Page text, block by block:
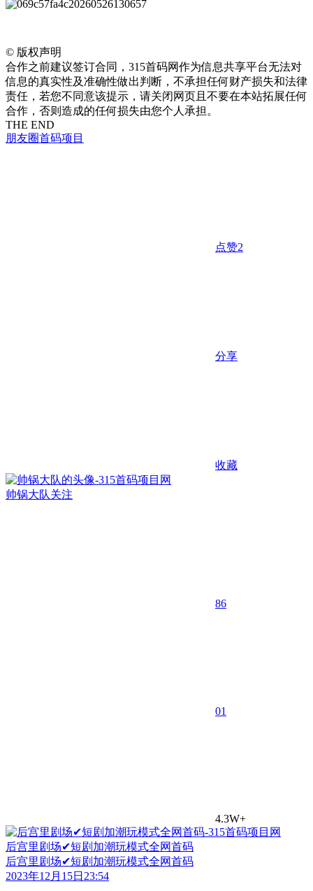
© 版权声明
合作之前建议签订合同，315首码网作为信息共享平台无法对
信息的真实性及准确性做出判断，不承担任何财产损失和法律
责任，若您不同意该提示，请关闭网页且不要在本站拓展任何
合作，否则造成的任何损失由您个人承担。
THE END
朋友圈首码项目
点赞2
分享
收藏
帅锅大队关注
86
01
4.3W+
后宫里剧场✔短剧加潮玩模式全网首码
后宫里剧场✔短剧加潮玩模式全网首码
2023年12月15日23:54